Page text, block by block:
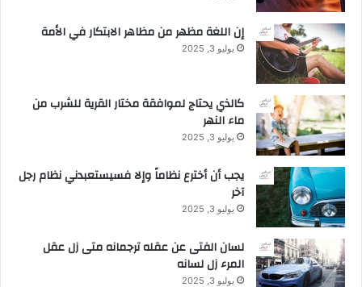
إن اللغة مظهر من مظاهر الابتكار في الأمة
يوليو 3, 2025
كالذي يحتاج لموافقة مختار القرية للشرب من
ماء النهر
يوليو 3, 2025
يجب أن أخترع نظاماً وإلا فسيستعبدني نظام رجل
آخر
يوليو 3, 2025
لسان الفتى عن عقله ترجمانه متى زل عقل
المرء زل لسانه
يوليو 3, 2025